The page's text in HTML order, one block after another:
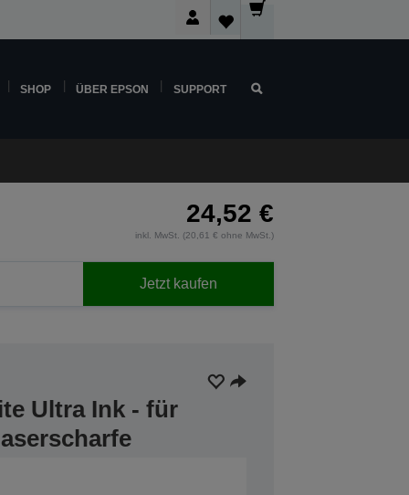
SHOP ÜBER EPSON SUPPORT
24,52 €
inkl. MwSt. (20,61 € ohne MwSt.)
Jetzt kaufen
Ultra Ink - für